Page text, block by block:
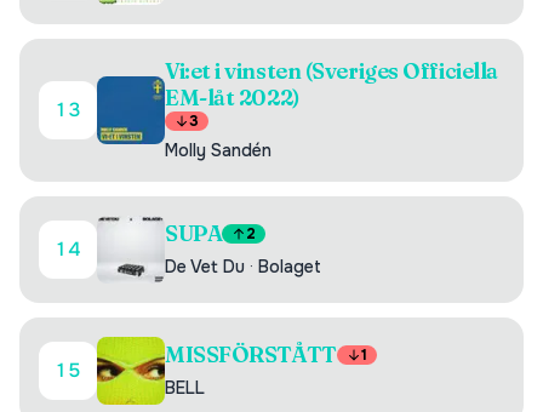
13
Vi:et i vinsten (Sveriges Officiella
EM-låt 2022)
3
Molly Sandén
14
SUPA 2
De Vet Du · Bolaget
15
MISSFÖRSTÅTT 1
BELL